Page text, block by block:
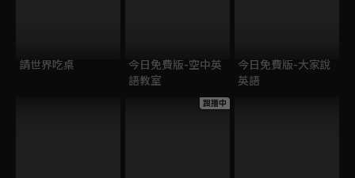
請世界吃桌
今日免費版-空中英
語教室
今日免費版-大家說
英語
跟播中